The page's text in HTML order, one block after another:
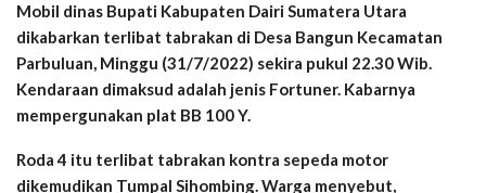
Mobil dinas Bupati Kabupaten Dairi Sumatera Utara
dikabarkan terlibat tabrakan di Desa Bangun Kecamatan
Parbuluan, Minggu (31/7/2022) sekira pukul 22.30 Wib.
Kendaraan dimaksud adalah jenis Fortuner. Kabarnya
mempergunakan plat BB 100 Y.
Roda 4 itu terlibat tabrakan kontra sepeda motor
dikemudikan Tumpal Sihombing. Warga menyebut,